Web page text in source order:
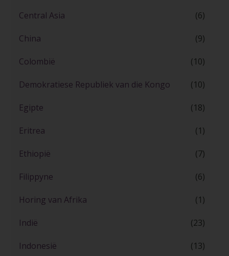
Central Asia (6)
China (9)
Colombië (10)
Demokratiese Republiek van die Kongo (10)
Egipte (18)
Eritrea (1)
Ethiopië (7)
Filippyne (6)
Horing van Afrika (1)
Indië (23)
Indonesië (13)